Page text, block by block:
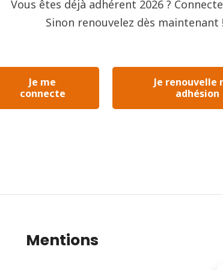
Vous êtes déjà adhérent 2026 ?
Sinon renouvelez dès maintenant !
Je me
connecte
Je renouvelle
adhésion
Mentions